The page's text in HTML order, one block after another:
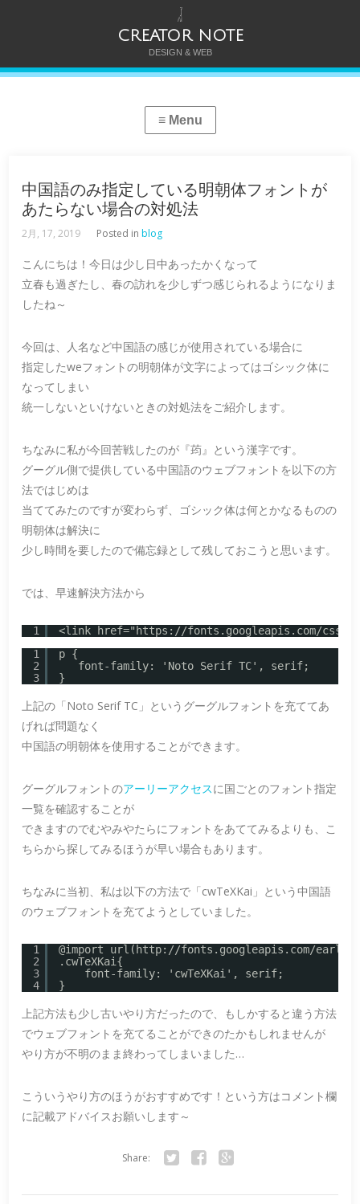
CREATOR NOTE
DESIGN & WEB
中国語のみ指定している明朝体フォントが
あたらない場合の対処法
2月, 17, 2019 Posted inblog
こんにちは！今日は少し日中あったかくなって
立春も過ぎたし、春の訪れを少しずつ感じられるようになりま
したね～
今回は、人名など中国語の感じが使用されている場合に
指定したweフォントの明朝体が文字によってはゴシック体に
なってしまい
統一しないといけないときの対処法をご紹介します。
ちなみに私が今回苦戦したのが『荺』という漢字です。
グーグル側で提供している中国語のウェブフォントを以下の方
法ではじめは
当ててみたのですが変わらず、ゴシック体は何とかなるものの
明朝体は解決に
少し時間を要したので備忘録として残しておこうと思います。
では、早速解決方法から
1 <link href=" https://fonts.googleapis.com/
1
2
3
p {
font-family: 'Noto Serif TC', serif;
}
上記の「Noto Serif TC」というグーグルフォントを充ててあ
げれば問題なく
中国語の明朝体を使用することができます。
グーグルフォントのアーリーアクセスに国ごとのフォント指定
一覧を確認することが
できますのでむやみやたらにフォントをあててみるよりも、こ
ちらから探してみるほうが早い場合もあります。
ちなみに当初、私は以下の方法で「cwTeXKai」という中国語
のウェブフォントを充てようとしていました。
1
2
3
4
@import url( http://fonts.googleapis.com/
.cwTeXKai{
font-family: 'cwTeXKai', serif;
}
上記方法も少し古いやり方だったので、もしかすると違う方法
でウェブフォントを充てることができのたかもしれませんが
やり方が不明のまま終わってしまいました…
こういうやり方のほうがおすすめです！という方はコメント欄
に記載アドバイスお願いします～
Share: